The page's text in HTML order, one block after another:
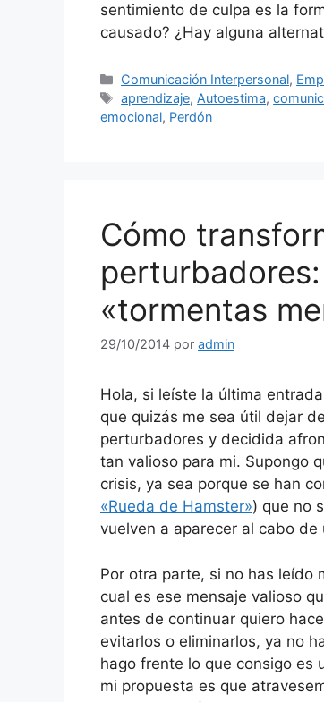
sentimiento de culpa es la
causado? ¿Hay alguna
Categorías
Comunicación Interpersonal,
Etiquetas
aprendizaje, Autoestima,
emocional, Perdón
Cómo
«tormentas
29/10/2014 por admin
Hola, si leíste la última
que quizás me sea útil dejar
perturbadores y decidida
tan valioso para mi. Supongo
crisis, ya sea porque se han
«Rueda de Hamster») que no
vuelven a aparecer al cabo
Por otra parte, si no has leído
cual es ese mensaje valioso
antes de continuar quiero
evitarlos o eliminarlos, ya no
hago frente lo que consigo es
mi propuesta es que